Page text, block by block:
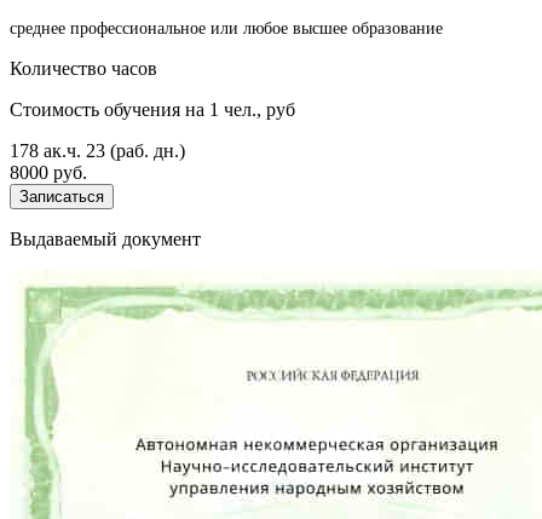
среднее профессиональное или любое высшее образование
Количество часов
Стоимость обучения на 1 чел., руб
178 ак.ч. 23 (раб. дн.)
8000 руб.
Записаться
Выдаваемый документ